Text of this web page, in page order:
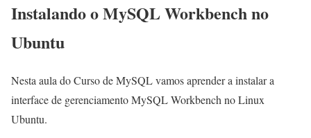
Instalando o MySQL Workbench no
Ubuntu
Nesta aula do Curso de MySQL vamos aprender a instalar a
interface de gerenciamento MySQL Workbench no Linux
Ubuntu.